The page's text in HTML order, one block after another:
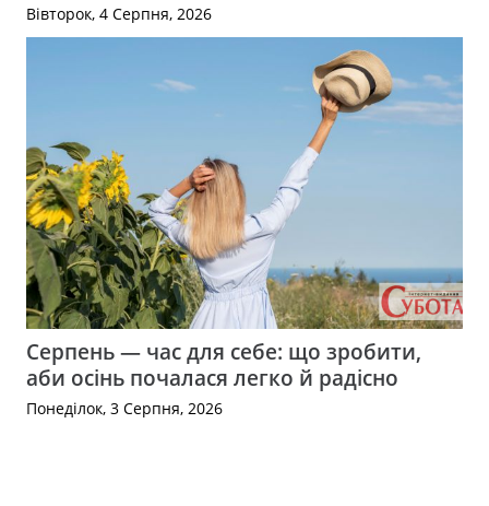
Вівторок, 4 Серпня, 2026
Серпень — час для себе: що зробити,
аби осінь почалася легко й радісно
Понеділок, 3 Серпня, 2026